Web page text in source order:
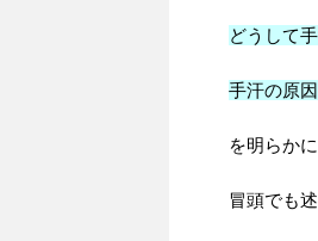
どうして
手汗の原
を明らか
冒頭でも